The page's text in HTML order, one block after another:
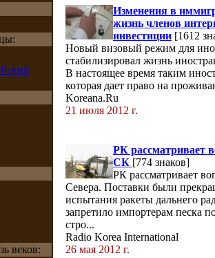
веков:
Изменения в
жизнь членов
инвестиции[1612
Новый визовый режим для
стабилизировал жизнь
В настоящее время таким
которая дает право на
Koreana.Ru
21 июля 2012 г.
РК рассматривает
СК [774 знаков]
РК рассматривает
Севера. Поставки были
испытания ракеты дальнего
запретило импортерам песка
стро...
Radio Korea International
26 мая 2012 г.